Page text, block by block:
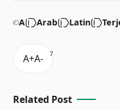
A Arab Latin
7
Related Post